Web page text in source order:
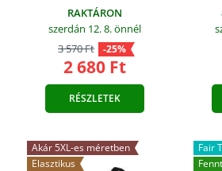
RAKTÁRON
szerdán 12. 8.önnél
3 570 Ft
-25%
2 680 Ft
RÉSZLETEK
Akár 5XL-es méretben
Elasztikus
Fair